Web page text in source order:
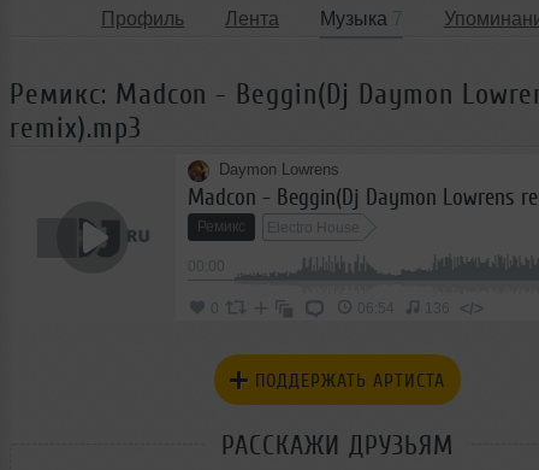
Профиль Лента Музыка
Ремикс: Madcon - Beggin(Dj Daymon
remix).mp3
Daymon Lowrens
Madcon - Beggin(Dj Daymon Lowrens
Ремикс Electro House
06:54 136 </>
ПОДДЕРЖАТЬ АРТИСТА
РАССКАЖИ ДРУЗЬЯМ